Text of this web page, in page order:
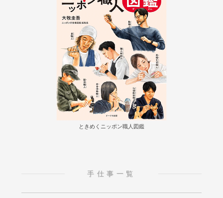
ときめくニッポン職人図鑑
手仕事一覧